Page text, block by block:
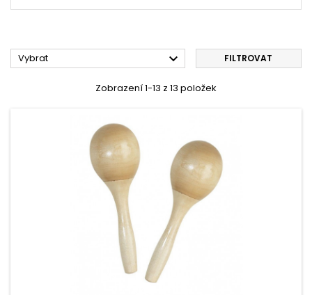
Vybrat  FILTROVAT
Zobrazení 1-13 z 13 položek